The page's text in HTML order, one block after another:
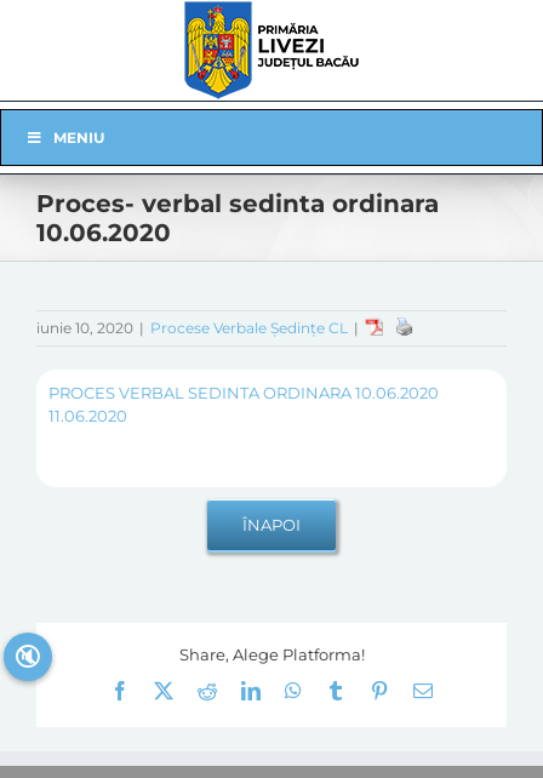
Navigation
MENIU
Proces- verbal sedinta ordinara
10.06.2020
iunie 10, 2020 | Procese Verbale Ședințe CL |
PROCES VERBAL SEDINTA ORDINARA 10.06.2020
11.06.2020
Share, Alege Platforma!
Facebook
RedditLinkedInWhatsApp
Tumblr Pinterest
E-
🔇